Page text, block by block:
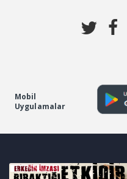
Mobil
Uygulamalar